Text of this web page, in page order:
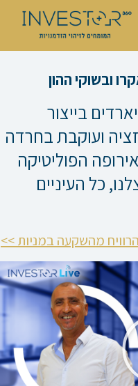
בייצור
ועוקבת בחרדה
הפוליטיקה
כל העיניים
מהשקעה במניות >>
נגן
וידאו